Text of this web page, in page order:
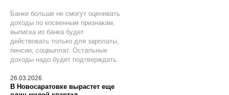
Банки больше не смогут оценивать
доходы по косвенным признакам,
выписка из банка будет
действовать только для зарплаты,
пенсии, соцвыплат. Остальные
доходы надо будет подтверждать.
26.03.2026
В Новосаратовке вырастет еще